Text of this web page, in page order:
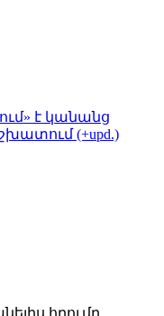
է կանանց
(+upd.)
հղումը